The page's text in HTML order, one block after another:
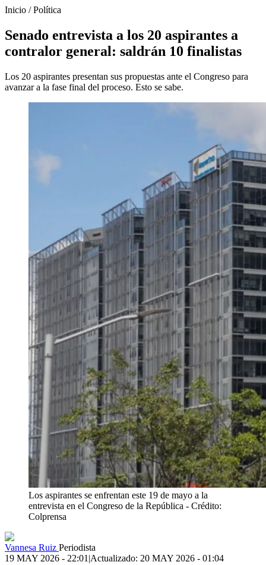
Inicio /Política
Senado entrevista a los 20 aspirantes a
contralor general: saldrán 10 finalistas
Los 20 aspirantes presentan sus propuestas ante el Congreso para
avanzar a la fase final del proceso. Esto se sabe.
Los aspirantes se enfrentan este 19 de mayo a la
entrevista en el Congreso de la República - Crédito:
Colprensa
Vannesa Ruiz Periodista
19 MAY 2026 - 22:01 |Actualizado: 20 MAY 2026 - 01:04